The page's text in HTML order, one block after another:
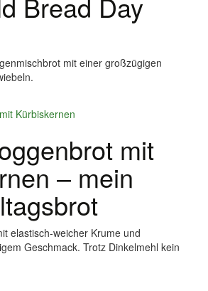
mit einer großzügigen
mit
– mein
elastisch-weicher Krume und
Geschmack. Trotz Dinkelmehl kein